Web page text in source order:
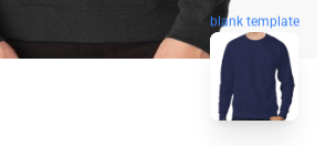
blank template